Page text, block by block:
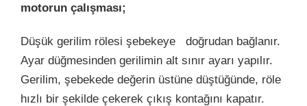
motorun çalışması;
Düşük gerilim rölesi şebekeye doğrudan bağlanır.
Ayar düğmesinden gerilimin alt sınır ayarı yapılır.
Gerilim, şebekede değerin üstüne düştüğünde, röle
hızlı bir şekilde çekerek çıkış kontağını kapatır.